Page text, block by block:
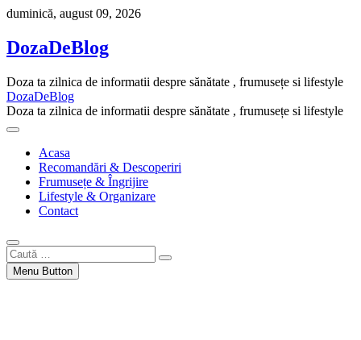
Skip
content
duminică, august 09, 2026
DozaDeBlog
Doza ta zilnica de informatii despre sănătate , frumusețe si lifestyle
DozaDeBlog
Doza ta zilnica de informatii despre sănătate , frumusețe si lifestyle
Acasa
Recomandări & Descoperiri
Frumusețe & Îngrijire
Lifestyle & Organizare
Contact
Caută
…Menu Button